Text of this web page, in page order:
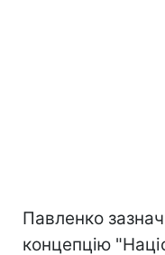
Павленко
концепцію